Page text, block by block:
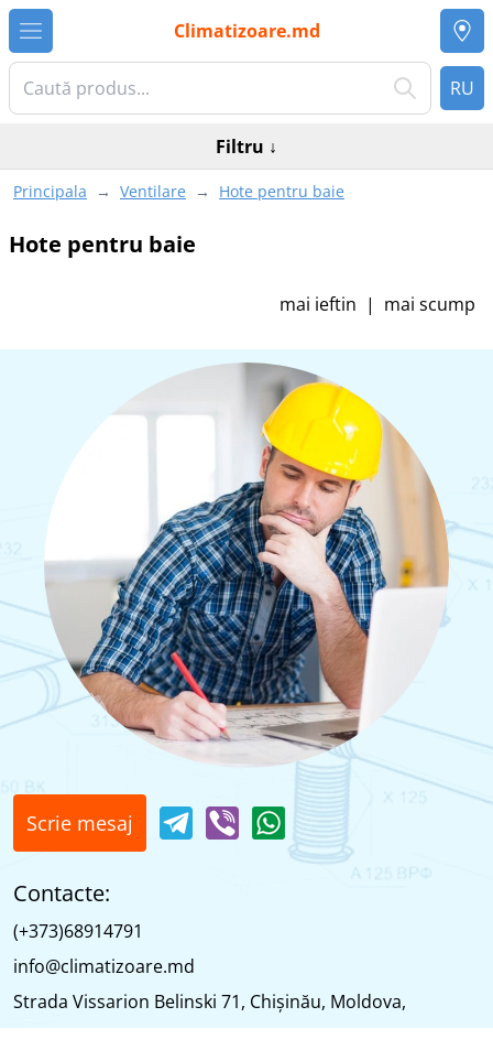
Climatizoare.md
RU
Principala → Ventilare → Hote pentru baie
Hote pentru baie
mai ieftin | mai scump
Filtru ↓
Scrie mesaj
Contacte:
(+373)68914791
info@climatizoare.md
Strada Vissarion Belinski 71, Chişinău, Moldova,